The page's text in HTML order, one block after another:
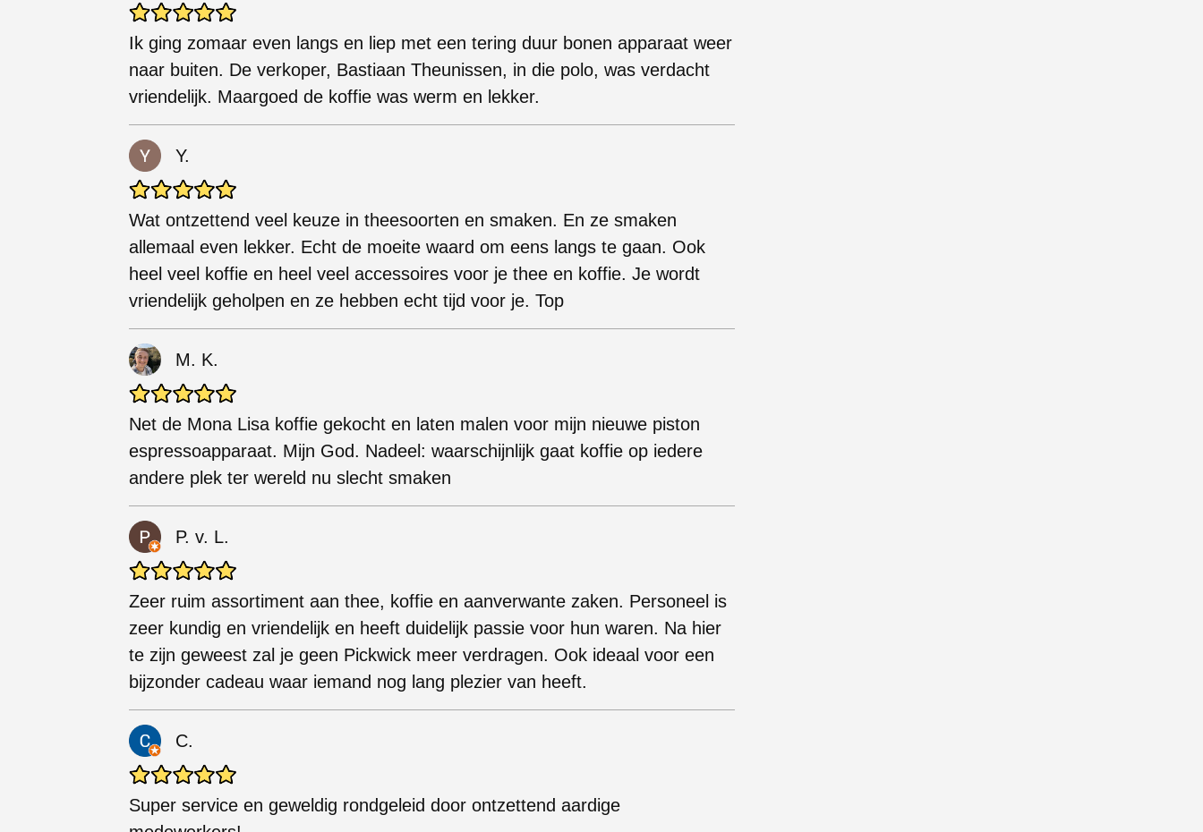
Ik ging zomaar even langs en liep met een tering duur bonen apparaat weer
naar buiten. De verkoper, Bastiaan Theunissen, in die polo, was verdacht
vriendelijk. Maargoed de koffie was werm en lekker.
Y.
Wat ontzettend veel keuze in theesoorten en smaken. En ze smaken
allemaal even lekker. Echt de moeite waard om eens langs te gaan. Ook
heel veel koffie en heel veel accessoires voor je thee en koffie. Je wordt
vriendelijk geholpen en ze hebben echt tijd voor je. Top
M. K.
Net de Mona Lisa koffie gekocht en laten malen voor mijn nieuwe piston
espressoapparaat. Mijn God. Nadeel: waarschijnlijk gaat koffie op iedere
andere plek ter wereld nu slecht smaken
P. v. L.
Zeer ruim assortiment aan thee, koffie en aanverwante zaken. Personeel is
zeer kundig en vriendelijk en heeft duidelijk passie voor hun waren. Na hier
te zijn geweest zal je geen Pickwick meer verdragen. Ook ideaal voor een
bijzonder cadeau waar iemand nog lang plezier van heeft.
C.
Super service en geweldig rondgeleid door ontzettend aardige